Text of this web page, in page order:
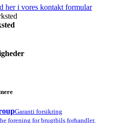
her i vores kontakt formular
Garanti forsikring
forening for brugtbils forhandler.